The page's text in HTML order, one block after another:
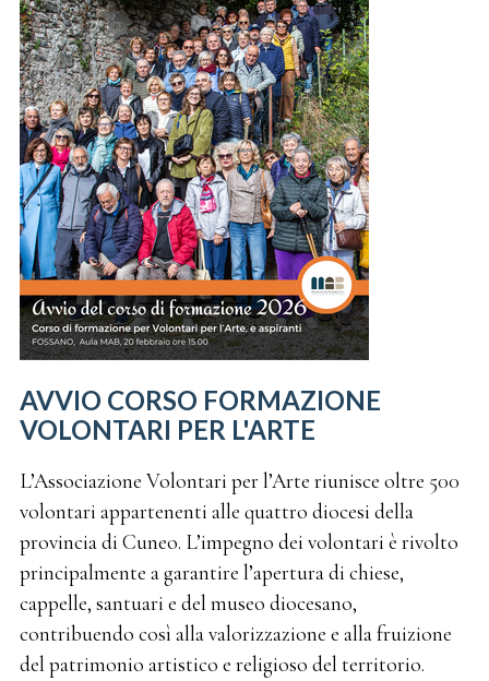
AVVIO CORSO FORMAZIONE
VOLONTARI PER L'ARTE
L’Associazione Volontari per l’Arte riunisce oltre 500
volontari appartenenti alle quattro diocesi della
provincia di Cuneo. L’impegno dei volontari è rivolto
principalmente a garantire l’apertura di chiese,
cappelle, santuari e del museo diocesano,
contribuendo così alla valorizzazione e alla fruizione
del patrimonio artistico e religioso del territorio.